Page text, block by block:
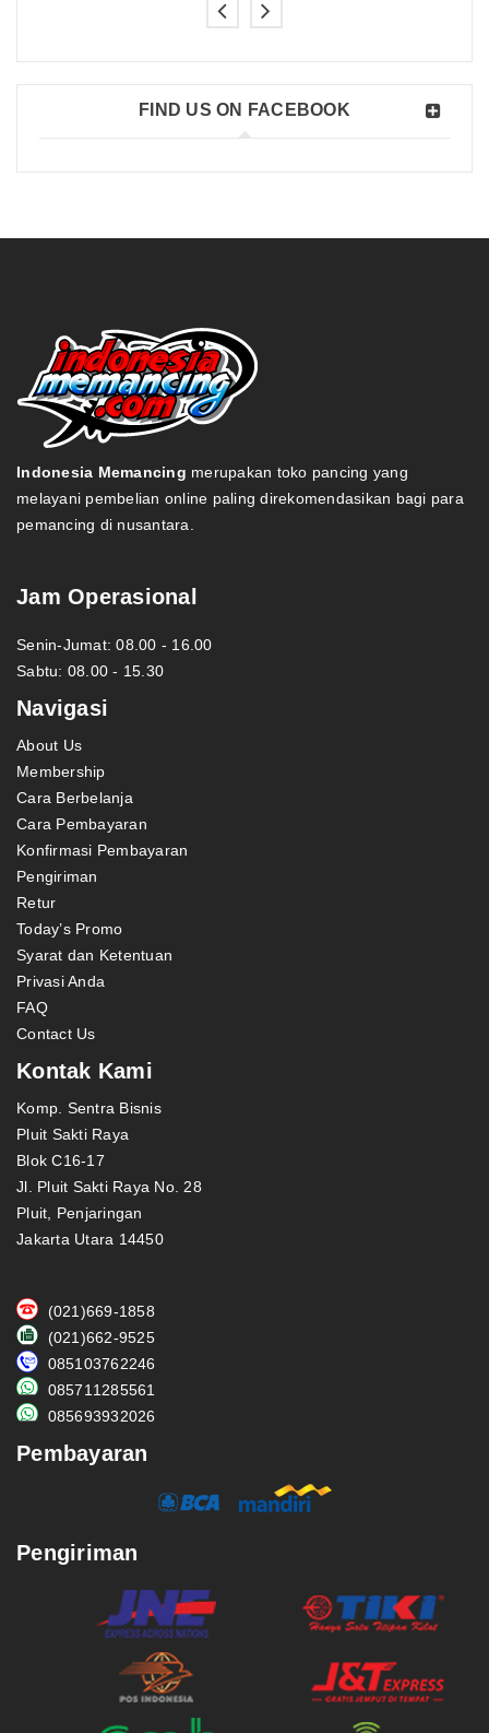
FIND US ON FACEBOOK
Indonesia Memancing merupakan toko pancing yang
melayani pembelian online paling direkomendasikan bagi para
pemancing di nusantara.
Jam Operasional
Senin-Jumat: 08.00 - 16.00
Sabtu: 08.00 - 15.30
Navigasi
About Us
Membership
Cara Berbelanja
Cara Pembayaran
Konfirmasi Pembayaran
Pengiriman
Retur
Today’s Promo
Syarat dan Ketentuan
Privasi Anda
FAQ
Contact Us
Kontak Kami
Komp. Sentra Bisnis
Pluit Sakti Raya
Blok C16-17
Jl. Pluit Sakti Raya No. 28
Pluit, Penjaringan
Jakarta Utara 14450
(021)669-1858
(021)662-9525
085103762246
085711285561
085693932026
Pembayaran
Pengiriman